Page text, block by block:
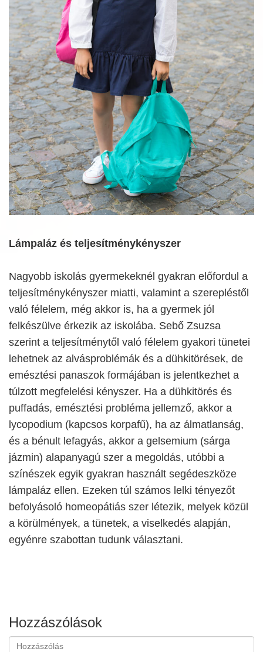
Lámpaláz és teljesítménykényszer
Nagyobb iskolás gyermekeknél gyakran előfordul a
teljesítménykényszer miatti, valamint a szerepléstől
való félelem, még akkor is, ha a gyermek jól
felkészülve érkezik az iskolába. Sebő Zsuzsa
szerint a teljesítménytől való félelem gyakori tünetei
lehetnek az alvásproblémák és a dühkitörések, de
emésztési panaszok formájában is jelentkezhet a
túlzott megfelelési kényszer. Ha a dühkitörés és
puffadás, emésztési probléma jellemző, akkor a
lycopodium (kapcsos korpafű), ha az álmatlanság,
és a bénult lefagyás, akkor a gelsemium (sárga
jázmin) alapanyagú szer a megoldás, utóbbi a
színészek egyik gyakran használt segédeszköze
lámpaláz ellen. Ezeken túl számos lelki tényezőt
befolyásoló homeopátiás szer létezik, melyek közül
a körülmények, a tünetek, a viselkedés alapján,
egyénre szabottan tudunk választani.
Hozzászólások